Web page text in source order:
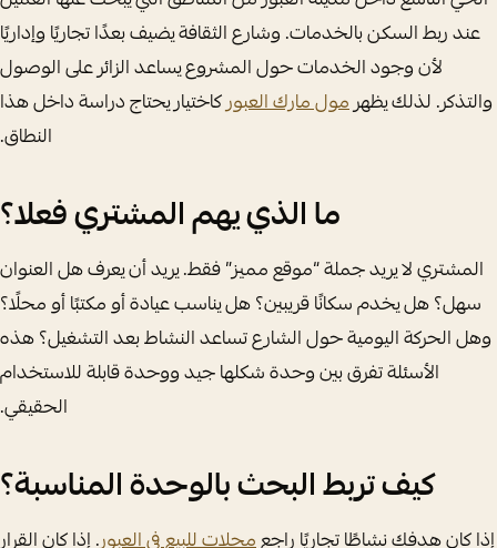
عند ربط السكن بالخدمات. وشارع الثقافة يضيف بعدًا تجاريًا وإداريًا
لأن وجود الخدمات حول المشروع يساعد الزائر على الوصول
والتذكر. لذلك يظهرمول مارك العبوركاختيار يحتاج دراسة داخل هذا
النطاق.
ما الذي يهم المشتري فعلا؟
المشتري لا يريد جملة “موقع مميز” فقط. يريد أن يعرف هل العنوان
سهل؟ هل يخدم سكانًا قريبين؟ هل يناسب عيادة أو مكتبًا أو محلًا؟
وهل الحركة اليومية حول الشارع تساعد النشاط بعد التشغيل؟ هذه
الأسئلة تفرق بين وحدة شكلها جيد ووحدة قابلة للاستخدام
الحقيقي.
كيف تربط البحث بالوحدة المناسبة؟
إذا كان هدفك نشاطًا تجاريًا راجعمحلات للبيع في العبور. إذا كان القرار